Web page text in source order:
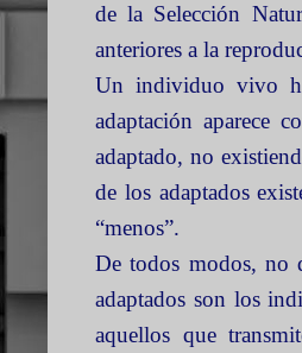
dela Selección
anteriores a la
Un individuo vivo
adaptación aparece
adaptado, no
de los adaptados
“menos”.
De todos modos, no
adaptados son los
aquellos que